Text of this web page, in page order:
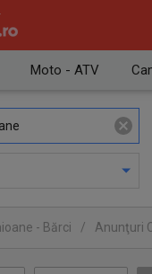
Moto - ATV
- Bărci / Anunţuri